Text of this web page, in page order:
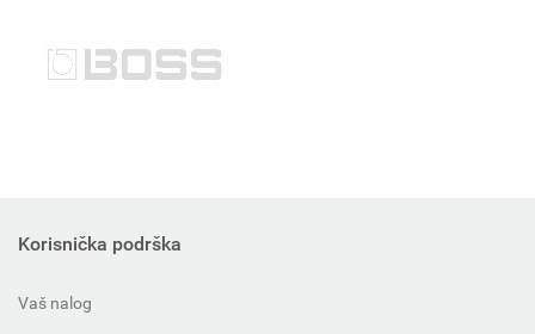
Korisnička podrška
Vaš nalog